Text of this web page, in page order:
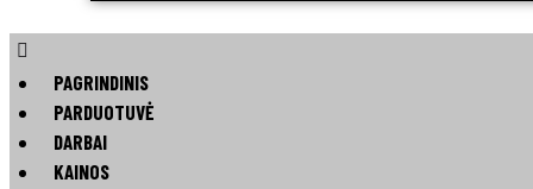
PAGRINDINIS
PARDUOTUVĖ
DARBAI
KAINOS